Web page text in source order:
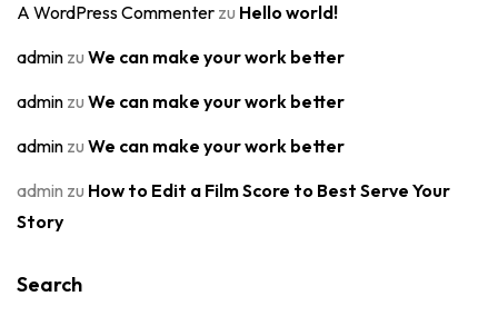
A WordPress Commenter zu Hello world!
admin zu We can make your work better
admin zu We can make your work better
admin zu We can make your work better
admin zu How to Edit a Film Score to Best Serve Your
Story
Search